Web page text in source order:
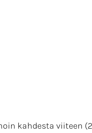
kahdesta viiteen